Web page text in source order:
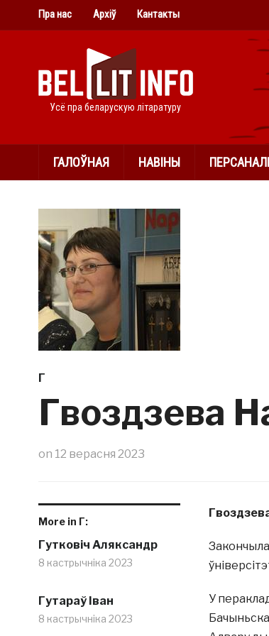
Пра нас Архіў Кантакты
Усё пра беларускую літаратуру
ГАЛОЎНАЯ НАВІНЫ
Г
Гвоздзева
on 12 верасня 2023
More in Г:
Гутковіч Аляксандр
8 кастрычніка 2023
Гутараў Іван
8 кастрычніка 2023
У